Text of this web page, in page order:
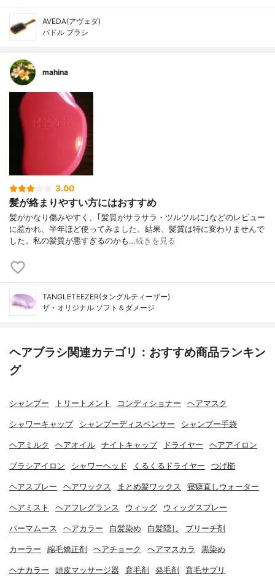
AVEDA(アヴェダ)
パドル ブラシ
mahina
3.00
髪が絡まりやすい方にはおすすめ
髪がかなり傷みやすく、｢髪質がサラサラ・ツルツルに｣などのレビュー
に惹かれ、半年ほど使ってみました。結果、髪質は特に変わりませんで
した。私の髪質が悪すぎるのかも…続きを見る
TANGLETEEZER(タングルティーザー)
ザ・オリジナル ソフト＆ダメージ
ヘアブラシ関連カテゴリ：おすすめ商品ランキン
グ
シャンプー トリートメント コンディショナー ヘアマスク
シャワーキャップ シャンプーディスペンサー シャンプー手袋
ヘアミルク ヘアオイル ナイトキャップ ドライヤー ヘアアイロン
ブラシアイロン シャワーヘッド くるくるドライヤー つげ櫛
ヘアスプレー ヘアワックス まとめ髪ワックス 寝癖直しウォーター
ヘアミスト ヘアフレグランス ウィッグ ウィッグスプレー
パーマムース ヘアカラー 白髪染め 白髪隠し ブリーチ剤
カーラー 縮毛矯正剤 ヘアチョーク ヘアマスカラ 黒染め
ヘナカラー 頭皮マッサージ器 育毛剤 発毛剤 育毛サプリ